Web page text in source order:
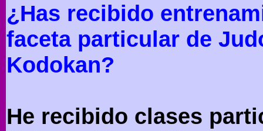
¿Has recibido
faceta particular de
Kodokan?
He recibido clases